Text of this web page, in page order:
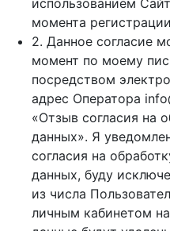
использованием
момента
2. Данное согласие
момент по моему
посредством
адрес Оператора
«Отзыв согласия на
данных». Я
согласия на
данных, буду
из числа
личным кабинетом